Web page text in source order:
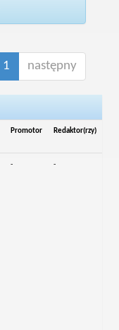
1 następny
Promotor Redaktor(rzy)
- -